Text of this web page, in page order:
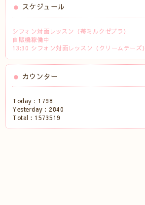
スケジュール
シフォン対面レッスン（苺ミルクゼブラ）
自販機稼働中
13:30 シフォン対面レッスン（クリームチーズ）
カウンター
Today : 1798
Yesterday : 2840
Total : 1573519